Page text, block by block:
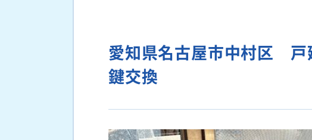
愛知県名古屋市中村区
鍵交換